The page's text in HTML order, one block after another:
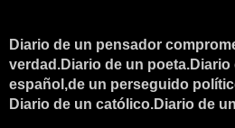
Diario de un pensador
verdad.Diario de un
español,de un perseguido
Diario de un católico.Diario de